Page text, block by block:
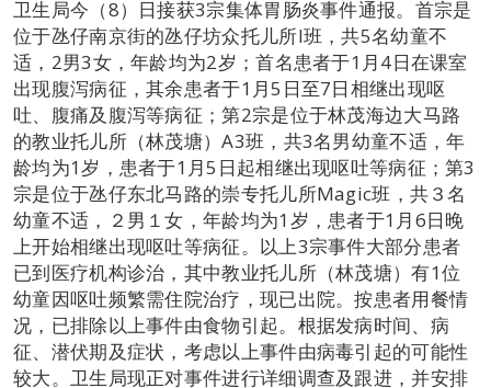
卫生局今（8）日接获3宗集体胃肠炎事件通报。首宗是
位于氹仔南京街的氹仔坊众托儿所I班，共5名幼童不
适，2男3女，年龄均为2岁；首名患者于1月4日在课室
出现腹泻病征，其余患者于1月5日至7日相继出现呕
吐、腹痛及腹泻等病征；第2宗是位于林茂海边大马路
的教业托儿所（林茂塘）A3班，共3名男幼童不适，年
龄均为1岁，患者于1月5日起相继出现呕吐等病征；第3
宗是位于氹仔东北马路的崇专托儿所Magic班，共３名
幼童不适，２男１女，年龄均为1岁，患者于1月6日晚
上开始相继出现呕吐等病征。以上3宗事件大部分患者
已到医疗机构诊治，其中教业托儿所（林茂塘）有1位
幼童因呕吐频繁需住院治疗，现已出院。按患者用餐情
况，已排除以上事件由食物引起。根据发病时间、病
征、潜伏期及症状，考虑以上事件由病毒引起的可能性
较大。卫生局现正对事件进行详细调查及跟进，并安排